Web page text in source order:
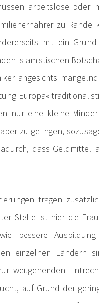
arbeitslose oder
zu
mit ein
islamistischen
angesichts
Europa«
nur eine kleine
zu gelingen,
dass Geldmittel
tragen
Stelle ist hier die
bessere
einzelnen Ländern
weitgehenden
auf Grund der